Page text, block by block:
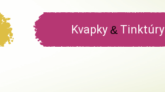
Kvapky & Tinktúry